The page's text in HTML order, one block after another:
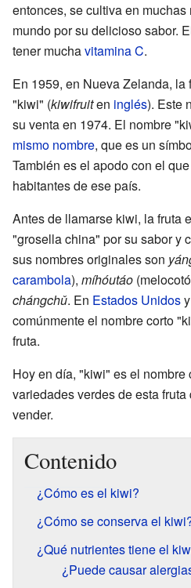
entonces, se cultiva en
mundo por su delicioso sabor.
tener muchavitamina C.
En 1959, en Nueva Zelanda,
"kiwi" (kiwifruiten inglés). Este
su venta en 1974. El nombre
mismo nombre, que es un
También es el apodo con el
habitantes de ese país.
Antes de llamarse kiwi, la fruta
"grosella china" por su sabor y
sus nombres originales son
carambola), míhóutáo
chángchǔ. En Estados Unidosy
comúnmente el nombre corto
fruta.
Hoy en día, "kiwi" es el nombre
variedades verdes de esta
vender.
Contenido
¿Cómo es el kiwi?
¿Cómo se conserva el
¿Qué nutrientes tiene el
¿Puede causar